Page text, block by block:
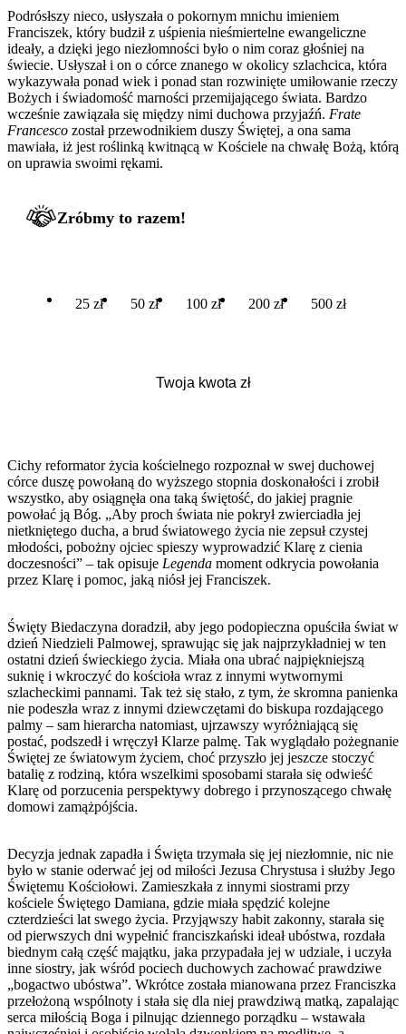
Podrósłszy nieco, usłyszała o pokornym mnichu imieniem
Franciszek, który budził z uśpienia nieśmiertelne ewangeliczne
ideały, a dzięki jego niezłomności było o nim coraz głośniej na
świecie. Usłyszał i on o córce znanego w okolicy szlachcica, która
wykazywała ponad wiek i ponad stan rozwinięte umiłowanie rzeczy
Bożych i świadomość marności przemijającego świata. Bardzo
wcześnie zawiązała się między nimi duchowa przyjaźń. Frate
Francesco został przewodnikiem duszy Świętej, a ona sama
mawiała, iż jest roślinką kwitnącą w Kościele na chwałę Bożą, którą
on uprawia swoimi rękami.
Zróbmy to razem!
25 zł 50 zł 100 zł 200 zł 500 zł
Cichy reformator życia kościelnego rozpoznał w swej duchowej
córce duszę powołaną do wyższego stopnia doskonałości i zrobił
wszystko, aby osiągnęła ona taką świętość, do jakiej pragnie
powołać ją Bóg. „Aby proch świata nie pokrył zwierciadła jej
nietkniętego ducha, a brud światowego życia nie zepsuł czystej
młodości, pobożny ojciec spieszy wyprowadzić Klarę z cienia
doczesności” – tak opisuje Legenda moment odkrycia powołania
przez Klarę i pomoc, jaką niósł jej Franciszek.
Święty Biedaczyna doradził, aby jego podopieczna opuściła świat w
dzień Niedzieli Palmowej, sprawując się jak najprzykładniej w ten
ostatni dzień świeckiego życia. Miała ona ubrać najpiękniejszą
suknię i wkroczyć do kościoła wraz z innymi wytwornymi
szlacheckimi pannami. Tak też się stało, z tym, że skromna panienka
nie podeszła wraz z innymi dziewczętami do biskupa rozdającego
palmy – sam hierarcha natomiast, ujrzawszy wyróżniającą się
postać, podszedł i wręczył Klarze palmę. Tak wyglądało pożegnanie
Świętej ze światowym życiem, choć przyszło jej jeszcze stoczyć
batalię z rodziną, która wszelkimi sposobami starała się odwieść
Klarę od porzucenia perspektywy dobrego i przynoszącego chwałę
domowi zamążpójścia.
Decyzja jednak zapadła i Święta trzymała się jej niezłomnie, nic nie
było w stanie oderwać jej od miłości Jezusa Chrystusa i służby Jego
Świętemu Kościołowi. Zamieszkała z innymi siostrami przy
kościele Świętego Damiana, gdzie miała spędzić kolejne
czterdzieści lat swego życia. Przyjąwszy habit zakonny, starała się
od pierwszych dni wypełnić franciszkański ideał ubóstwa, rozdała
biednym całą część majątku, jaka przypadała jej w udziale, i uczyła
inne siostry, jak wśród pociech duchowych zachować prawdziwe
„bogactwo ubóstwa”. Wkrótce została mianowana przez Franciszka
przełożoną wspólnoty i stała się dla niej prawdziwą matką, zapalając
serca miłością Boga i pilnując dziennego porządku – wstawała